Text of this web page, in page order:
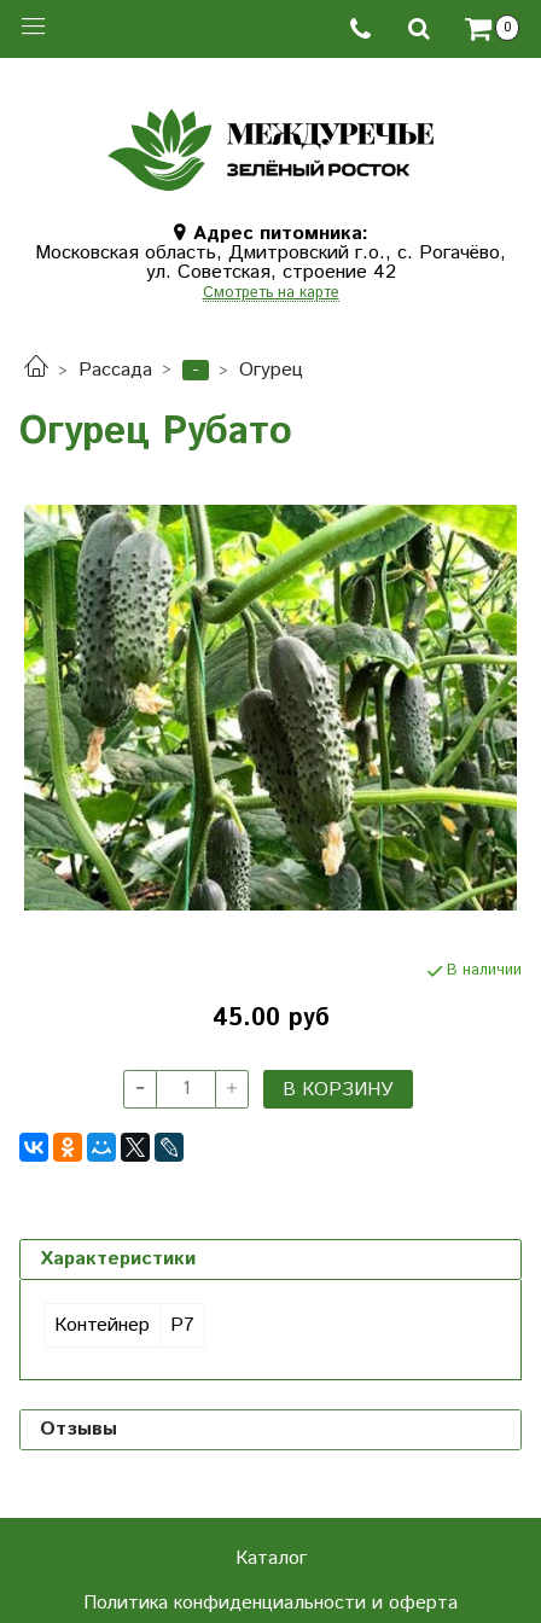
0
Адрес питомника:
Московская область, Дмитровcкий г.о., с. Рогачёво,
ул. Советская, строение 42
Смотреть на карте
Рассада - Огурец
Огурец Рубато
В наличии
45.00 руб
В КОРЗИНУ
Характеристики
Контейнер Р7
Отзывы
Каталог
Политика конфиденциальности и оферта